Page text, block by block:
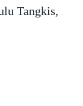
Tangkis,